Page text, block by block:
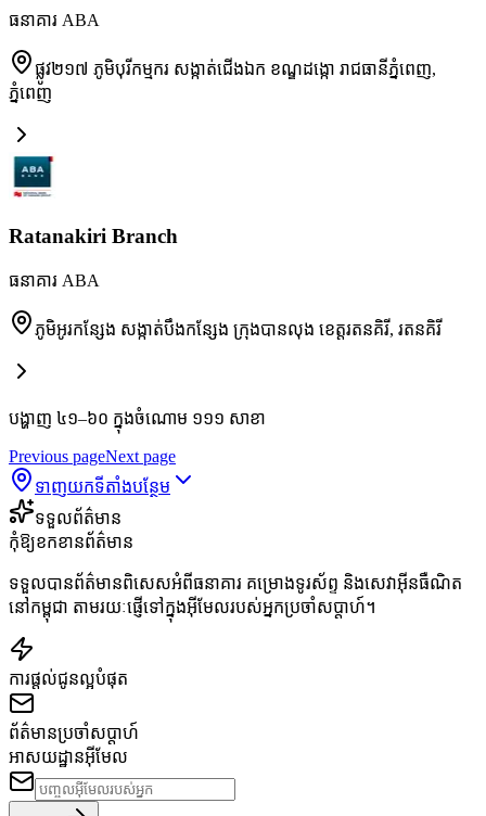
ធនាគារ ABA
ផ្លូវ២១៧ ភូមិបុរីកម្មករ សង្កាត់ជើងឯក ខណ្ឌដង្កោ រាជធានីភ្នំពេញ,
ភ្នំពេញ
Ratanakiri Branch
ធនាគារ ABA
ភូមិអូរកន្សែង សង្កាត់បឹងកន្សែង ក្រុងបានលុង ខេត្តរតនគិរី, រតនគិរី
បង្ហាញ ៤១–៦០ ក្នុងចំណោម ១១១ សាខា
Previous pageNext page
ទាញយកទីតាំងបន្ថែម
ទទួលព័ត៌មាន
កុំឱ្យខកខានព័ត៌មាន
ទទួលបានព័ត៌មានពិសេសអំពីធនាគារ គម្រោងទូរស័ព្ទ និងសេវាអ៊ីនធឺណិត
នៅកម្ពុជា តាមរយៈផ្ញើទៅក្នុងអ៊ីមែលរបស់អ្នកប្រចាំសប្តាហ៍។
ការផ្តល់ជូនល្អបំផុត
ព័ត៌មានប្រចាំសប្តាហ៍
អាសយដ្ឋានអ៊ីមែល